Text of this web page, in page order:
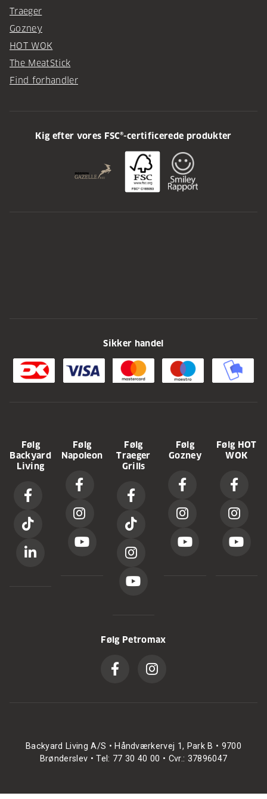
Traeger
Gozney
HOT WOK
The MeatStick
Find forhandler
Kig efter vores FSC®-certificerede produkter
Sikker handel
Følg
Backyard
Living
Følg
Napoleon
Følg
Traeger
Grills
Følg
Gozney
Følg HOT
WOK
Følg Petromax
Backyard Living A/S • Håndværkervej 1, Park B • 9700
Brønderslev • Tel: 77 30 40 00 • Cvr.: 37896047